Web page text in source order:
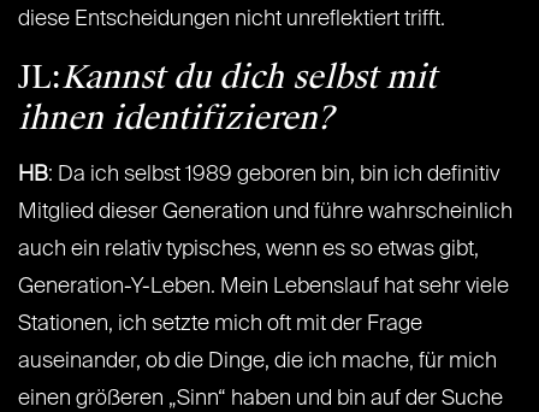
diese Entscheidungen nicht unreflektiert trifft.
JL:Kannst du dich selbst mit
ihnen identifizieren?
HB: Da ich selbst 1989 geboren bin, bin ich definitiv
Mitglied dieser Generation und führe wahrscheinlich
auch ein relativ typisches, wenn es so etwas gibt,
Generation-Y-Leben. Mein Lebenslauf hat sehr viele
Stationen, ich setzte mich oft mit der Frage
auseinander, ob die Dinge, die ich mache, für mich
einen größeren „Sinn“ haben und bin auf der Suche